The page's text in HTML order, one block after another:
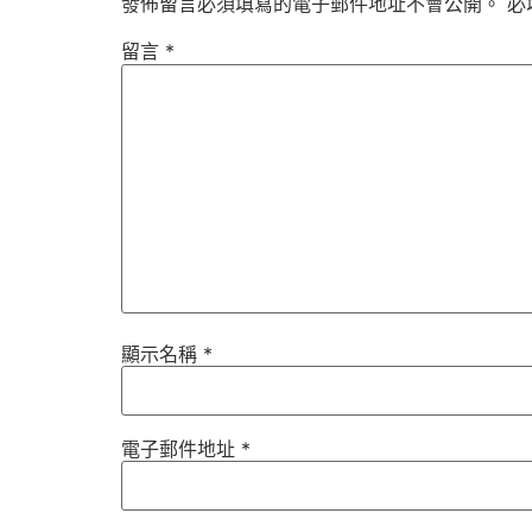
留言 *
顯示名稱 *
電子郵件地址 *